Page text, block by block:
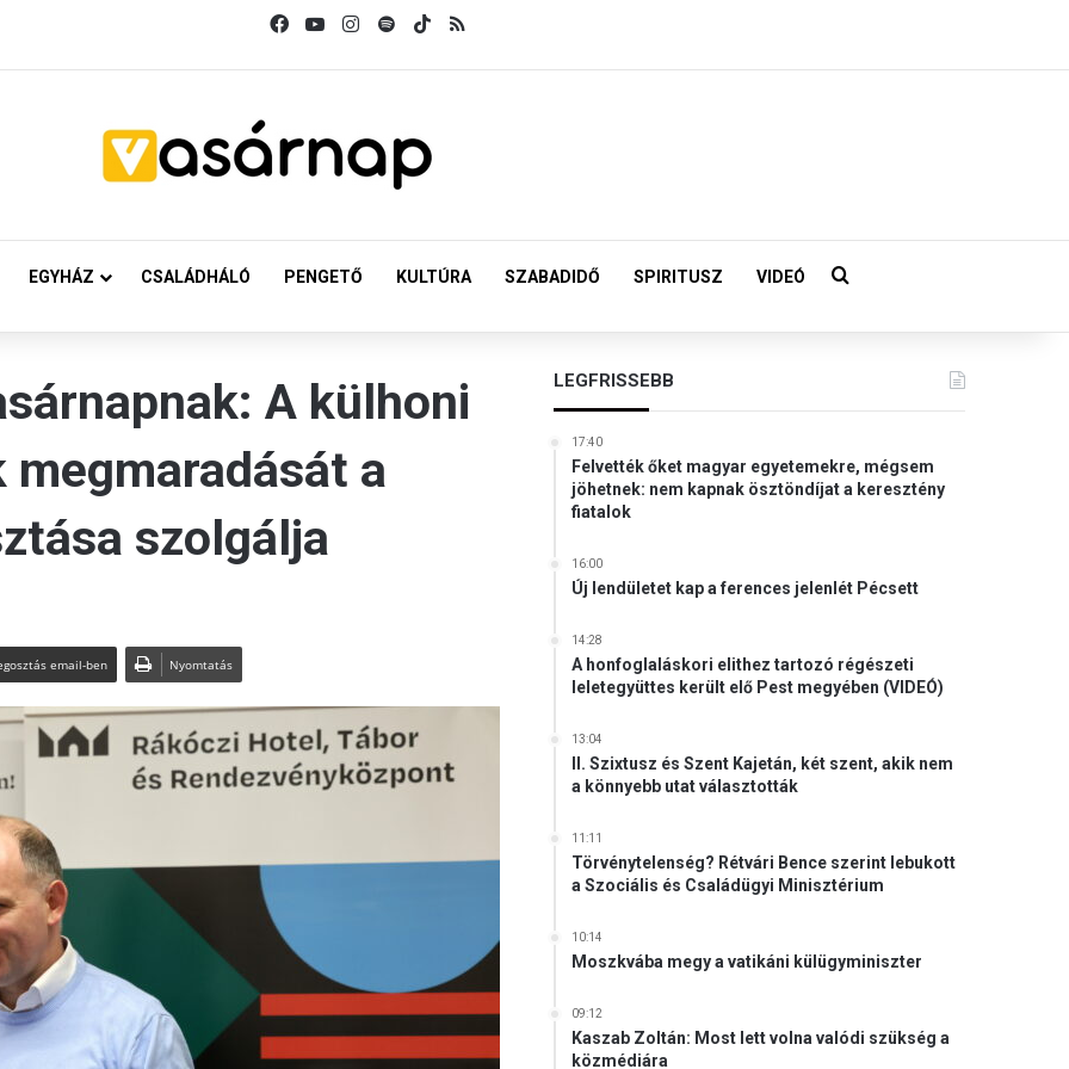
FacebookYouTubeInstagram
SpotifyTikTok
EGYHÁZ CSALÁDHÁLÓ PENGETŐ KULTÚRA SZABADIDŐ SPIRITUSZ VIDEÓ Keresés:
A külhoni
a
szolgálja
email-ben Nyomtatás
LEGFRISSEBB
17:40
Felvették őket magyar egyetemekre, mégsem
jöhetnek: nem kapnak ösztöndíjat a keresztény
fiatalok
16:00
Új lendületet kap a ferences jelenlét Pécsett
14:28
A honfoglaláskori elithez tartozó régészeti
leletegyüttes került elő Pest megyében (VIDEÓ)
13:04
II. Szixtusz és Szent Kajetán, két szent, akik nem
a könnyebb utat választották
11:11
Törvénytelenség? Rétvári Bence szerint lebukott
a Szociális és Családügyi Minisztérium
10:14
Moszkvába megy a vatikáni külügyminiszter
09:12
Kaszab Zoltán: Most lett volna valódi szükség a
közmédiára